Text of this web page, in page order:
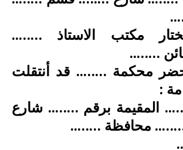
مكتب الاستاذ ……..
……..
محكمة …….. قد أنتقلت
:
المقيمة برقم …….. شارع
محافظة ……..